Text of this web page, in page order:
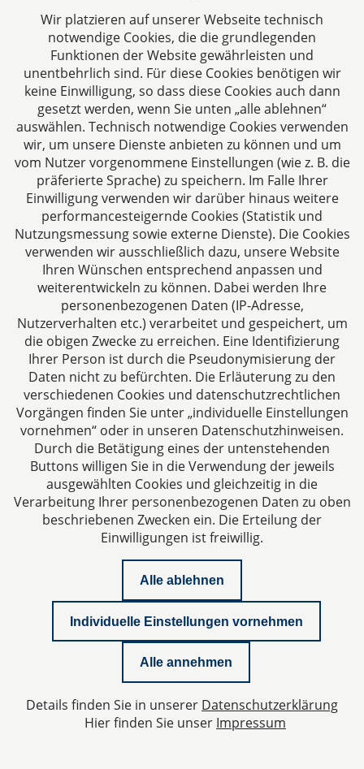
Die Häufigkeit des Aufrufs der Website
Ein Rückschluss auf eine bestimmte Person ist bei
der Verwendung von Matomo nicht möglich, da Ihre
IP-Adresse anonymisiert wird.
Die Rechtsgrundlage für die Verarbeitung dieser Daten
ist Ihre Einwilligung gem. Art. 6 Abs. 1 lit. a DSGVO.
Ihre Einwilligung ist vollkommen freiwillig. Sie können
Ihre erteilte Einwilligung jederzeit, ohne Angabe von
Gründen, widerrufen. Durch den Widerruf der
Einwilligung wird die Rechtmäßigkeit der aufgrund der
Einwilligung bis zum Widerruf erfolgten Verarbeitung
nicht berührt. Einen Widerruf können Sie z. B. bei uns
vor Ort, per Briefpost an die dhk Daniel • Hagelskamp &
Kollegen Rechtsanwälte Partnerschaft mbB, Jülicher
Str. 215, 52070 Aachen oder per Telefax: +49 (0) 241
94621–111 oder E‑Mail: kanzlei@dhk-law.com erklären.
Wenn Sie mit der Speicherung und Nutzung Ihrer
Daten nicht einverstanden sind, können Sie die
Speicherung und Nutzung hier deaktivieren. In diesem
Fall wird in Ihrem Browser ein Opt-Out-Cookie
hinterlegt, das verhindert, dass Matomo
Nutzungsdaten speichert. Wenn Sie Ihre Cookies
löschen, hat dies zur Folge, dass auch das Matomo
Opt-Out-Cookie gelöscht wird. Das Opt-Out muss bei
einem erneuten Besuch unserer Seite wieder aktiviert
Weitere Informationen zu Matomo finden Sie auch
https://matomo.org/faq/general/faq_146/
Wir platzieren auf unserer Webseite technisch
notwendige Cookies, die die grundlegenden
Funktionen der Website gewährleisten und
unentbehrlich sind. Für diese Cookies benötigen wir
keine Einwilligung, so dass diese Cookies auch dann
gesetzt werden, wenn Sie unten „alle ablehnen“
auswählen. Technisch notwendige Cookies verwenden
wir, um unsere Dienste anbieten zu können und um
vom Nutzer vorgenommene Einstellungen (wie z. B. die
präferierte Sprache) zu speichern. Im Falle Ihrer
Einwilligung verwenden wir darüber hinaus weitere
performancesteigernde Cookies (Statistik und
Nutzungsmessung sowie externe Dienste). Die Cookies
verwenden wir ausschließlich dazu, unsere Website
Ihren Wünschen entsprechend anpassen und
weiterentwickeln zu können. Dabei werden Ihre
personenbezogenen Daten (IP-Adresse,
Nutzerverhalten etc.) verarbeitet und gespeichert, um
die obigen Zwecke zu erreichen. Eine Identifizierung
Ihrer Person ist durch die Pseudonymisierung der
Daten nicht zu befürchten. Die Erläuterung zu den
verschiedenen Cookies und datenschutzrechtlichen
Vorgängen finden Sie unter „individuelle Einstellungen
vornehmen“ oder in unseren Datenschutzhinweisen.
Durch die Betätigung eines der untenstehenden
Buttons willigen Sie in die Verwendung der jeweils
ausgewählten Cookies und gleichzeitig in die
Verarbeitung Ihrer personenbezogenen Daten zu oben
beschriebenen Zwecken ein. Die Erteilung der
Einwilligungen ist freiwillig.
Alle ablehnen
Individuelle Einstellungen vornehmen
Alle annehmen
Details finden Sie in unserer Datenschutzerklärung
Hier finden Sie unser Impressum